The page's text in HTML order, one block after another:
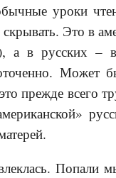
уроки
Это в
а в русских
прежде всего
Попали